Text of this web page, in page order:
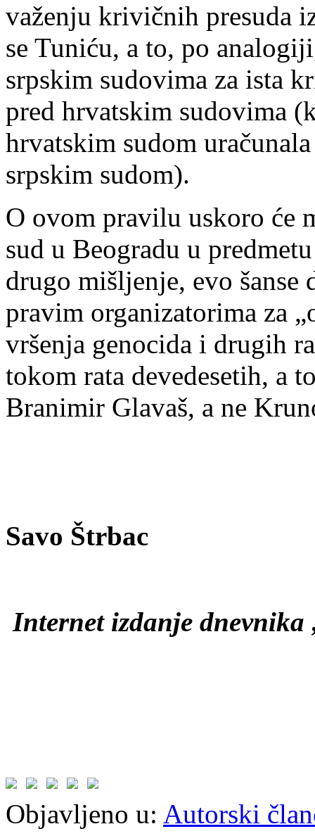
važenju krivičnih presuda
se Tuniću, a to, po
srpskim sudovima za ista
pred hrvatskim sudovima
hrvatskim sudom
srpskim sudom).
O ovom pravilu uskoro će
sud u Beogradu u
drugo mišljenje, evo šanse
pravim organizatorima za
vršenja genocida i drugih
tokom rata devedesetih, a
Branimir Glavaš, a ne
Savo Štrbac
Internet izdanje
Objavljeno u: Autorski